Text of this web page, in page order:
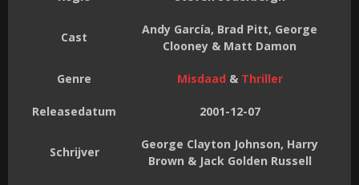
Cast
Andy García, Brad Pitt, George
Clooney & Matt Damon
Genre Misdaad & Thriller
Releasedatum 2001-12-07
Schrijver
George Clayton Johnson, Harry
Brown & Jack Golden Russell